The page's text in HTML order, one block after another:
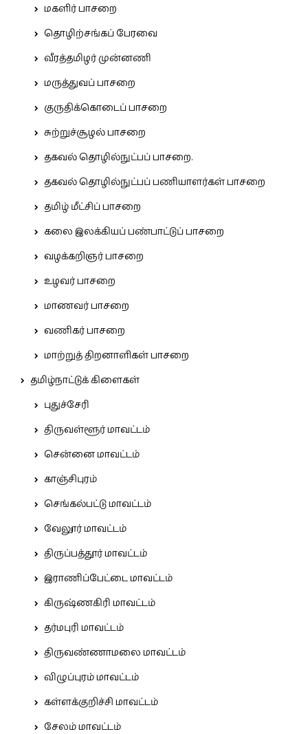
மகளிர் பாசறை
தொழிற்சங்கப் பேரவை
வீரத்தமிழர் முன்னணி
மருத்துவப் பாசறை
குருதிக்கொடைப் பாசறை
சுற்றுச்சூழல் பாசறை
தகவல் தொழில்நுட்பப் பாசறை.
தகவல் தொழில்நுட்பப் பணியாளர்கள் பாசறை
தமிழ் மீட்சிப் பாசறை
கலை இலக்கியப் பண்பாட்டுப் பாசறை
வழக்கறிஞர் பாசறை
உழவர் பாசறை
மாணவர் பாசறை
வணிகர் பாசறை
மாற்றுத் திறனாளிகள் பாசறை
தமிழ்நாட்டுக் கிளைகள்
புதுச்சேரி
திருவள்ளூர் மாவட்டம்
சென்னை மாவட்டம்
காஞ்சிபுரம்
செங்கல்பட்டு மாவட்டம்
வேலூர் மாவட்டம்
திருப்பத்தூர் மாவட்டம்
இராணிப்பேட்டை மாவட்டம்
கிருஷ்ணகிரி மாவட்டம்
தர்மபுரி மாவட்டம்
திருவண்ணாமலை மாவட்டம்
விழுப்புரம் மாவட்டம்
கள்ளக்குறிச்சி மாவட்டம்
சேலம் மாவட்டம்